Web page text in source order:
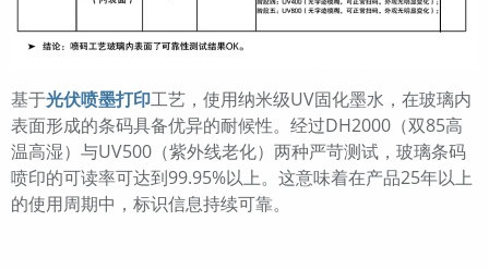
基于光伏喷墨打印工艺，使用纳米级UV固化墨水，在玻璃内
表面形成的条码具备优异的耐候性。经过DH2000（双85高
温高湿）与UV500（紫外线老化）两种严苛测试，玻璃条码
喷印的可读率可达到99.95%以上。这意味着在产品25年以上
的使用周期中，标识信息持续可靠。